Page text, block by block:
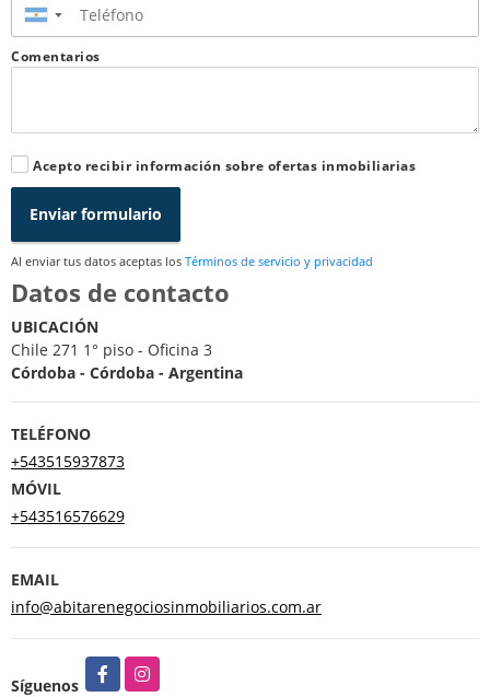
▼
Comentarios
Acepto recibir información sobre ofertas inmobiliarias
Enviar formulario
Al enviar tus datos aceptas los Términos de servicio y privacidad
Datos de contacto
UBICACIÓN
Chile 271 1° piso - Oficina 3
Córdoba - Córdoba - Argentina
TELÉFONO
+543515937873
MÓVIL
+543516576629
EMAIL
info@abitarenegociosinmobiliarios.com.ar
Síguenos
FacebookInstagram